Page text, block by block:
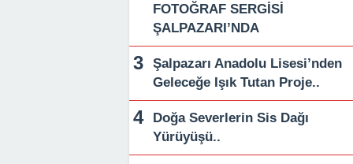
FOTOĞRAF SERGİSİ
ŞALPAZARI’NDA
Şalpazarı Anadolu Lisesi’nden
Geleceğe Işık Tutan Proje..
Doğa Severlerin Sis Dağı
Yürüyüşü..